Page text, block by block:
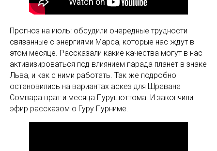
Прогноз на июль: обсудили очередные трудности
связанные с энергиями Марса, которые нас ждут в
этом месяце. Рассказали какие качества могут в нас
активизироваться под влиянием парада планет в знаке
Льва, и как с ними работать. Так же подробно
остановились на вариантах аскез для Шравана
Сомвара врат и месяца Пурушоттома. И закончили
эфир рассказом о Гуру Пурниме.